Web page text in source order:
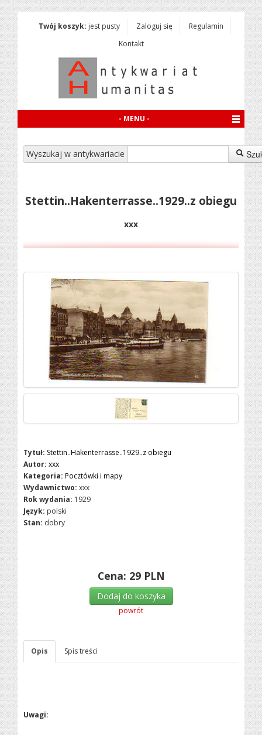
Twój koszyk: jest pusty Zaloguj się
Regulamin
Kontakt
- MENU -
Wyszukaj w antykwariacie
Stettin..Hakenterrasse..1929..z obiegu
xxx
Tytuł: Stettin..Hakenterrasse..1929..z obiegu
Autor: xxx
Kategoria: Pocztówki i mapy
Wydawnictwo: xxx
Rok wydania: 1929
Język: polski
Stan: dobry
Cena: 29 PLN
Dodaj do koszyka
powrót
Opis Spis treści
Uwagi: